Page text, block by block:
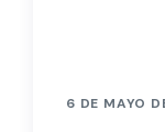
6 DE MAYO